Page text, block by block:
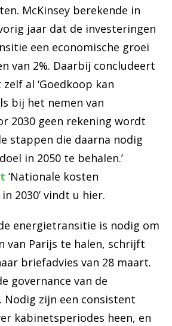
McKinsey berekende in
jaar dat de investeringen
een economische groei
van 2%. Daarbij concludeert
al ‘Goedkoop kan
bij het nemen van
2030 geen rekening wordt
stappen die daarna nodig
in 2050 te behalen.’
‘Nationale kosten
2030’ vindt u hier.
energietransitie is nodig om
van Parijs te halen, schrijft
briefadvies van 28 maart.
governance van de
zijn een consistent
kabinetsperiodes heen, en